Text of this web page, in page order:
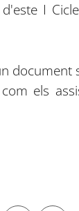
I
els